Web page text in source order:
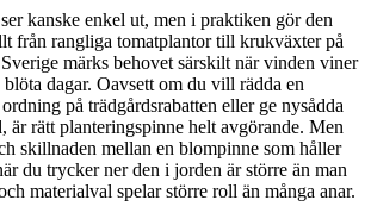
kanske enkel ut, men i praktiken gör den
från rangliga tomatplantor till krukväxter på
märks behovet särskilt när vinden viner
dagar. Oavsett om du vill rädda en
på trädgårdsrabatten eller ge nysådda
är rätt planteringspinne helt avgörande. Men
skillnaden mellan en blompinne som håller
du trycker ner den i jorden är större än man
materialval spelar större roll än många anar.